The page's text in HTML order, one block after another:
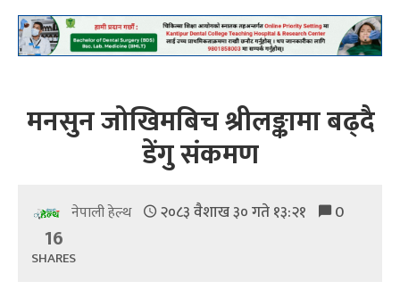
मनसुन जोखिमबिच श्रीलङ्कामा बढ्दै
डेंगु संकमण
नेपाली हेल्थ २०८३ वैशाख ३० गते १३:२१ 0
16
SHARES